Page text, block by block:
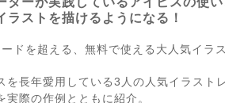
ラストを描けるようになる！
ドを超える、無料で使える大人気イラ
を長年愛用している3人の人気イラス
実際の作例とともに紹介。